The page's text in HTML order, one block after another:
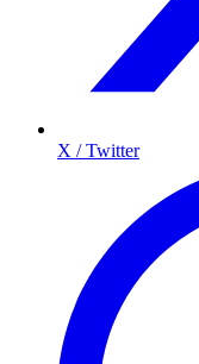
X / Twitter